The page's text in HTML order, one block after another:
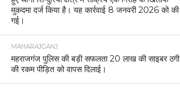
मुकदमा दर्ज किया है। यह कार्रवाई 8 जनवरी 2026 को की
गई।
MAHARAJGANJ
महराजगंज पुलिस की बड़ी सफलता 20 लाख की साइबर ठगी
की रकम पीड़ित को वापस दिलाई।